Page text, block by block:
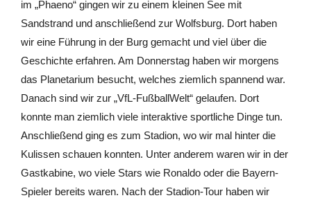
im „Phaeno“ gingen wir zu einem kleinen See mit
Sandstrand und anschließend zur Wolfsburg. Dort haben
wir eine Führung in der Burg gemacht und viel über die
Geschichte erfahren. Am Donnerstag haben wir morgens
das Planetarium besucht, welches ziemlich spannend war.
Danach sind wir zur „VfL-FußballWelt“ gelaufen. Dort
konnte man ziemlich viele interaktive sportliche Dinge tun.
Anschließend ging es zum Stadion, wo wir mal hinter die
Kulissen schauen konnten. Unter anderem waren wir in der
Gastkabine, wo viele Stars wie Ronaldo oder die Bayern-
Spieler bereits waren. Nach der Stadion-Tour haben wir